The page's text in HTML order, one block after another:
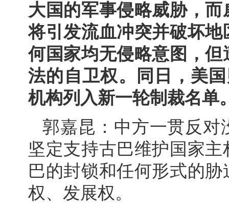
大国的军事侵略威胁，
将引发流血冲突并破坏
何国家均无侵略意图，
法的自卫权。同日，美
机构列入新一轮制裁名单
郭嘉昆：中方一贯反对
坚定支持古巴维护国家
巴的封锁和任何形式的
权、发展权。